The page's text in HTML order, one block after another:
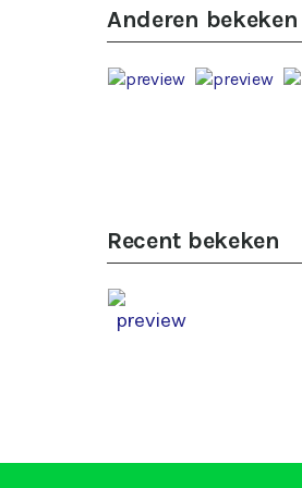
Anderen
Recent bekeken